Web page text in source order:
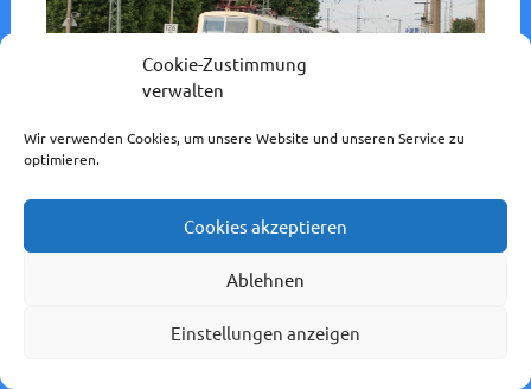
Cookie-Zustimmung
verwalten
Wir verwenden Cookies, um unsere Website und unseren Service zu
optimieren.
Cookies akzeptieren
Ablehnen
Einstellungen anzeigen
Eisenbahnverkehrsunternehmen: